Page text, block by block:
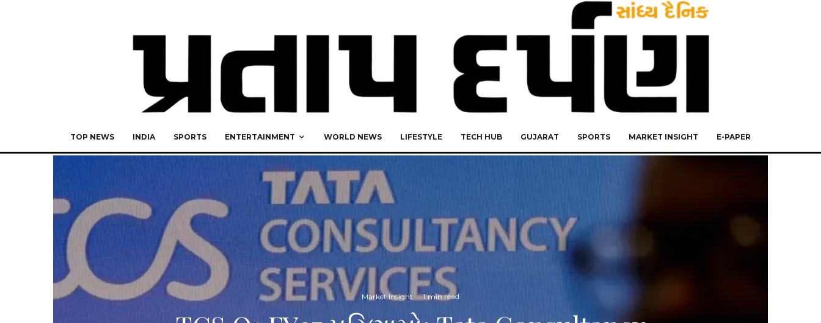
TOP NEWS INDIA SPORTS ENTERTAINMENT WORLD NEWS LIFESTYLE TECH HUB GUJARAT SPORTS MARKET INSIGHT E-PAPER
Market Insight · 1 min read